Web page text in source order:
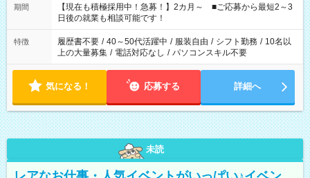
たくない」 など、ご希望を教えてくださいね。 ※Wワーク希望
の方へ 今ご覧のお仕事で希望する勤務時間と、もう1つのお仕事
の勤務時間。 合計で週40時間を超える場合は応募できません。
期間
【現在も積極採用中！急募！】2カ月～ ■ご応募から最短2～3
日後の就業も相談可能です！
特徴 履歴書不要 / 40～50代活躍中 / 服装自由 / シフト勤務 / 10名以
上の大量募集 / 電話対応なし / パソコンスキル不要
気になる！ 応募する 詳細へ
未読